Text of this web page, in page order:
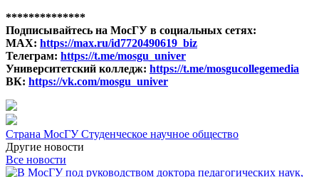
**************
Подписывайтесь на МосГУ в социальных сетях:
MAX: https://max.ru/id7720490619_biz
Телеграм: https://t.me/mosgu_univer
Университетский колледж: https://t.me/mosgucollegemedia
ВК: https://vk.com/mosgu_univer
Страна МосГУСтуденческое научное общество
Другие новости
Все новости